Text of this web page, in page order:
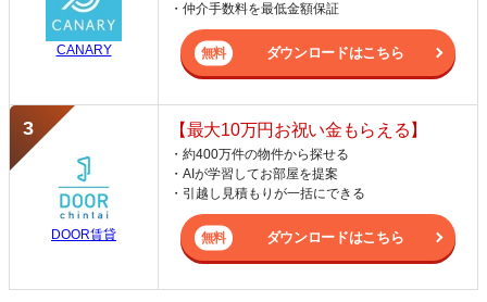
CANARY
・仲介手数料を最低金額保証
ダウンロードはこちら
DOOR賃貸
【最大10万円お祝い金もらえる】
・約400万件の物件から探せる
・AIが学習してお部屋を提案
・引越し見積もりが一括にできる
ダウンロードはこちら